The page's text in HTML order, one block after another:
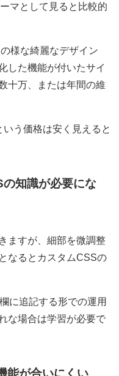
マとして見ると比較的
様な綺麗なデザイン
した機能が付いたサイ
十万、または年間の維
う価格は安く見えると
知識が必要にな
ますが、細部を微調整
なるとカスタムCSSの
に追記する形での運用
な場合は学習が必要で
能が合いにくい